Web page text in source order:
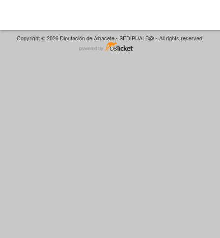
Copyright © 2026 Diputación de Albacete - SEDIPUALB@ - All rights reserved.